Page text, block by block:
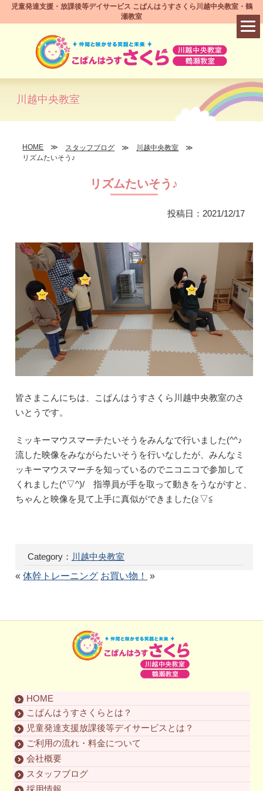
児童発達支援・放課後等デイサービス こぱんはうすさくら川越中央教室・鶴
瀬教室
川越中央教室
HOME スタッフブログ
川越中央教室
リズムたいそう♪
リズムたいそう♪
投稿日：2021/12/17
皆さまこんにちは、こぱんはうすさくら川越中央教室のさ
いとうです。
ミッキーマウスマーチたいそうをみんなで行いました(^^♪
流した映像をみながらたいそうを行いなしたが、みんなミ
ッキーマウスマーチを知っているのでニコニコで参加して
くれました(^▽^)/ 指導員が手を取って動きをうながすと、
ちゃんと映像を見て上手に真似ができました(≧▽≦
Category： 川越中央教室
«体幹トレーニング お買い物！ »
HOME
こぱんはうすさくらとは？
児童発達支援放課後等デイサービスとは？
ご利用の流れ・料金について
会社概要
スタッフブログ
採用情報